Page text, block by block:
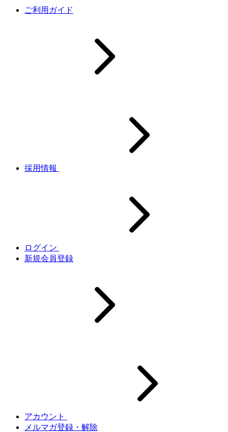
ご利用ガイド
採用情報
ログイン
新規会員登録
アカウント
メルマガ登録・解除